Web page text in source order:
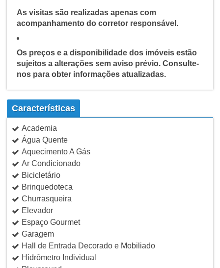
As visitas são realizadas apenas com
acompanhamento do corretor responsável.
Os preços e a disponibilidade dos imóveis estão
sujeitos a alterações sem aviso prévio. Consulte-
nos para obter informações atualizadas.
Características
Academia
Água Quente
Aquecimento A Gás
Ar Condicionado
Bicicletário
Brinquedoteca
Churrasqueira
Elevador
Espaço Gourmet
Garagem
Hall de Entrada Decorado e Mobiliado
Hidrômetro Individual